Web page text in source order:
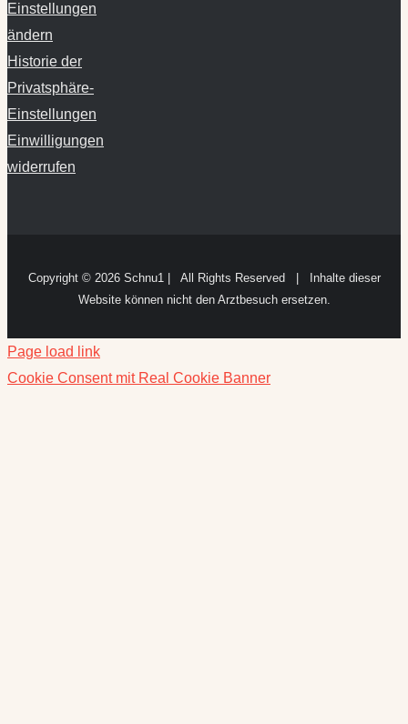
Einstellungen
ändern
Historie der
Privatsphäre-
Einstellungen
Einwilligungen
widerrufen
Copyright © 2026 Schnu1 | All Rights Reserved | Inhalte dieser
Website können nicht den Arztbesuch ersetzen.
Page load link
Cookie Consent mit Real Cookie Banner